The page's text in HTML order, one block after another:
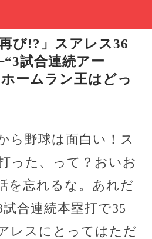
び!?」スアレス36
試合連続アー
ームラン王はどっ
ら野球は面白い！ス
った、って？おいお
を忘れるな。あれだ
合連続本塁打で35
レスにとってはただ